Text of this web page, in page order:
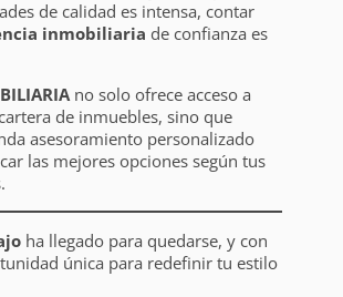
de calidad es intensa, contar
inmobiliaria de confianza es
no solo ofrece acceso a
de inmuebles, sino que
asesoramiento personalizado
las mejores opciones según tus
ha llegado para quedarse, y con
única para redefinir tu estilo